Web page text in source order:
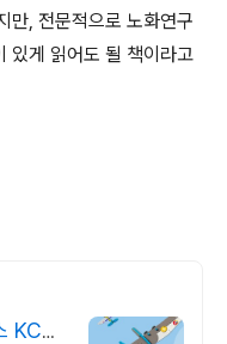
만, 전문적으로 노화연구
있게 읽어도 될 책이라고
KC인